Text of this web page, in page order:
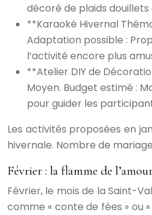
décoré de plaids
**Karaoké Hivernal
Adaptation possible :
l’activité encore plus
**Atelier DIY de
Moyen. Budget estimé :
pour guider les
Les activités proposées en
hivernale. Nombre de
Février : la flamme de
Février, le mois de la Saint-
comme « conte de fées » ou